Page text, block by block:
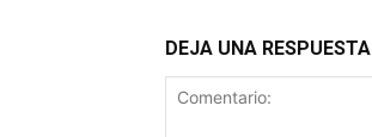
DEJA UNA RESPUESTA